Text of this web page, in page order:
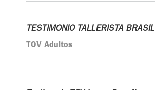
TESTIMONIO TALLERISTA BRASIL
TOV Adultos